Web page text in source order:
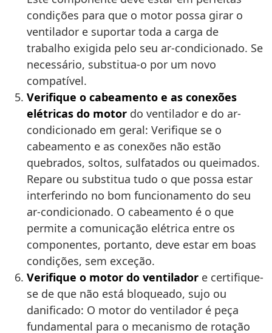
condições para que o motor possa girar o
ventilador e suportar toda a carga de
trabalho exigida pelo seu ar-condicionado. Se
necessário, substitua-o por um novo
compatível.
Verifique o cabeamento e as conexões
elétricas do motor do ventilador e do ar-
condicionado em geral: Verifique se o
cabeamento e as conexões não estão
quebrados, soltos, sulfatados ou queimados.
Repare ou substitua tudo o que possa estar
interferindo no bom funcionamento do seu
ar-condicionado. O cabeamento é o que
permite a comunicação elétrica entre os
componentes, portanto, deve estar em boas
condições, sem exceção.
Verifique o motor do ventilador e certifique-
se de que não está bloqueado, sujo ou
danificado: O motor do ventilador é peça
fundamental para o mecanismo de rotação